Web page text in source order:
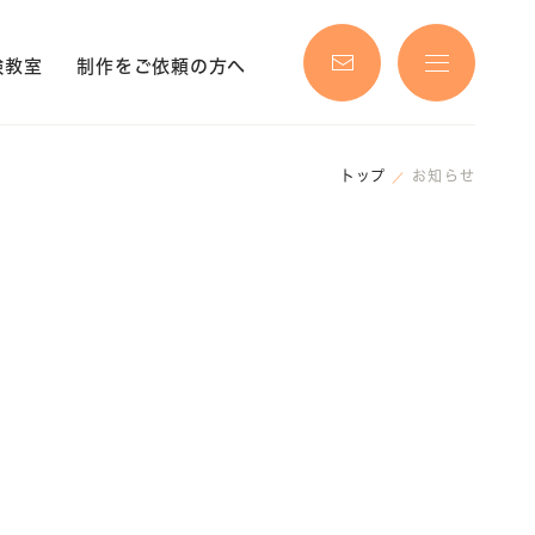
教室 制作をご依頼の方へ
トップ お知らせ